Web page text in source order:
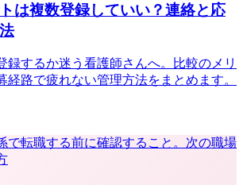
は複数登録していい？連絡と応
録するか迷う看護師さんへ。比較のメリ
経路で疲れない管理方法をまとめます。